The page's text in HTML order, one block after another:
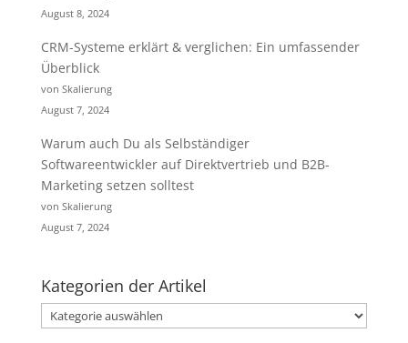
August 8, 2024
CRM-Systeme erklärt & verglichen: Ein umfassender
Überblick
von Skalierung
August 7, 2024
Warum auch Du als Selbständiger
Softwareentwickler auf Direktvertrieb und B2B-
Marketing setzen solltest
von Skalierung
August 7, 2024
Kategorien der Artikel
Kategorien
der